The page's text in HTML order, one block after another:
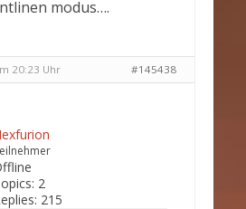
modus….
20:23 Uhr #145438
2
215